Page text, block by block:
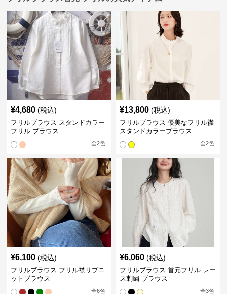
¥4,680 (税込)
フリルブラウス スタンドカラー
フリル ブラウス
全2色
¥13,800 (税込)
フリルブラウス 優美なフリル襟
スタンドカラーブラウス
全2色
¥6,100 (税込)
フリルブラウス フリル襟リブニ
ットブラウス
全6色
¥6,060 (税込)
フリルブラウス 首元フリル レー
ス刺繍 ブラウス
全3色